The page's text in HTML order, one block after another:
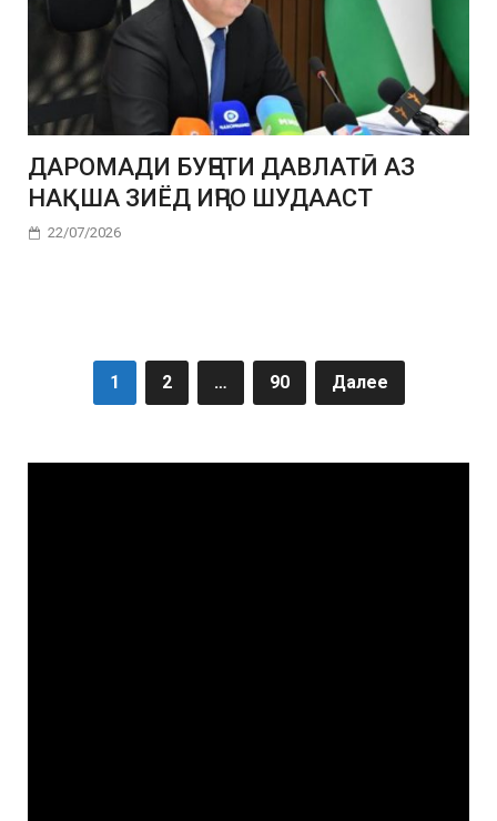
ДАРОМАДИ БУҶЕТИ ДАВЛАТӢ АЗ
НАҚША ЗИЁД ИҶРО ШУДААСТ
22/07/2026
1 2 … 90 Далее